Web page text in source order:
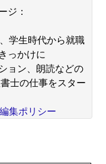
ジ：
学生時代から就職
っかけに
ョン、朗読などの
士の仕事をスター
集ポリシー